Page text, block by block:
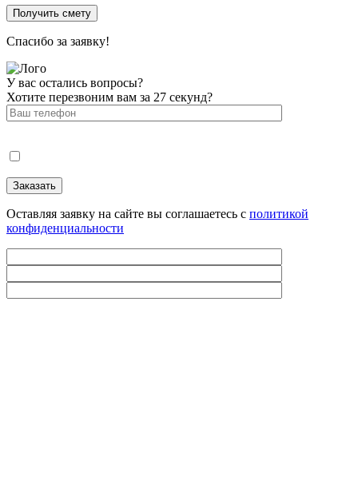
Спасибо за заявку!
У вас остались вопросы?
Хотите перезвоним вам за 27 секунд?
Оставляя заявку на сайте вы соглашаетесь с политикой
конфиденциальности